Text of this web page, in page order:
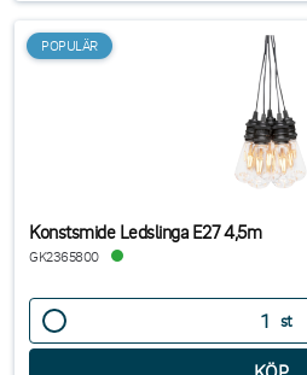
POPULÄR
Konstsmide Ledslinga E27 4,5m
GK2365800
st